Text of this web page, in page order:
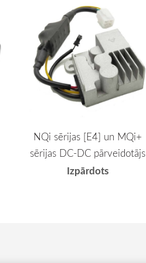
NQi sērijas [E4] un MQi+
sērijas DC-DC pārveidotājs
Izpārdots